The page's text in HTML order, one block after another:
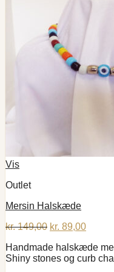
Vis
Outlet
Mersin Halskæde
kr.149,00 Den
pris
var:
kr. 89,00Den
pris
er:
Handmade halskæde
Shiny stones og curb